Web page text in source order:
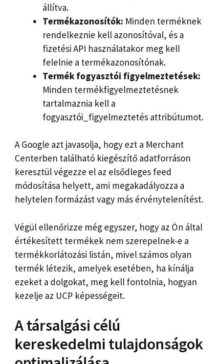
állítva.
Termékazonosítók: Minden terméknek
rendelkeznie kell azonosítóval, és a
fizetési API használatakor meg kell
felelnie a termékazonosítónak.
Termék fogyasztói figyelmeztetések:
Minden termékfigyelmeztetésnek
tartalmaznia kell a
fogyasztói_figyelmeztetés attribútumot.
A Google azt javasolja, hogy ezt a Merchant
Centerben található kiegészítő adatforráson
keresztül végezze el az elsődleges feed
módosítása helyett, ami megakadályozza a
helytelen formázást vagy más érvénytelenítést.
Végül ellenőrizze még egyszer, hogy az Ön által
értékesített termékek nem szerepelnek-e a
termékkorlátozási listán, mivel számos olyan
termék létezik, amelyek esetében, ha kínálja
ezeket a dolgokat, meg kell fontolnia, hogyan
kezelje az UCP képességeit.
A társalgási célú
kereskedelmi tulajdonságok